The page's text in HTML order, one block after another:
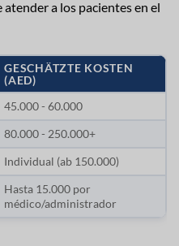
atender a los pacientes en el
GESCHÄTZTE KOSTEN
(AED)
45.000 - 60.000
80.000 - 250.000+
Individual (ab 150.000)
Hasta 15.000 por
médico/administrador